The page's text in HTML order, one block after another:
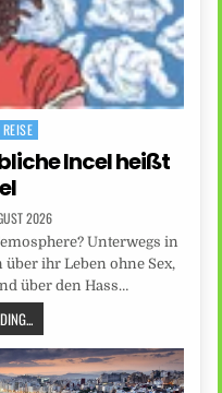
REISE
Incel heißt
2026
Unterwegs in
ihr Leben ohne Sex,
über den Hass…